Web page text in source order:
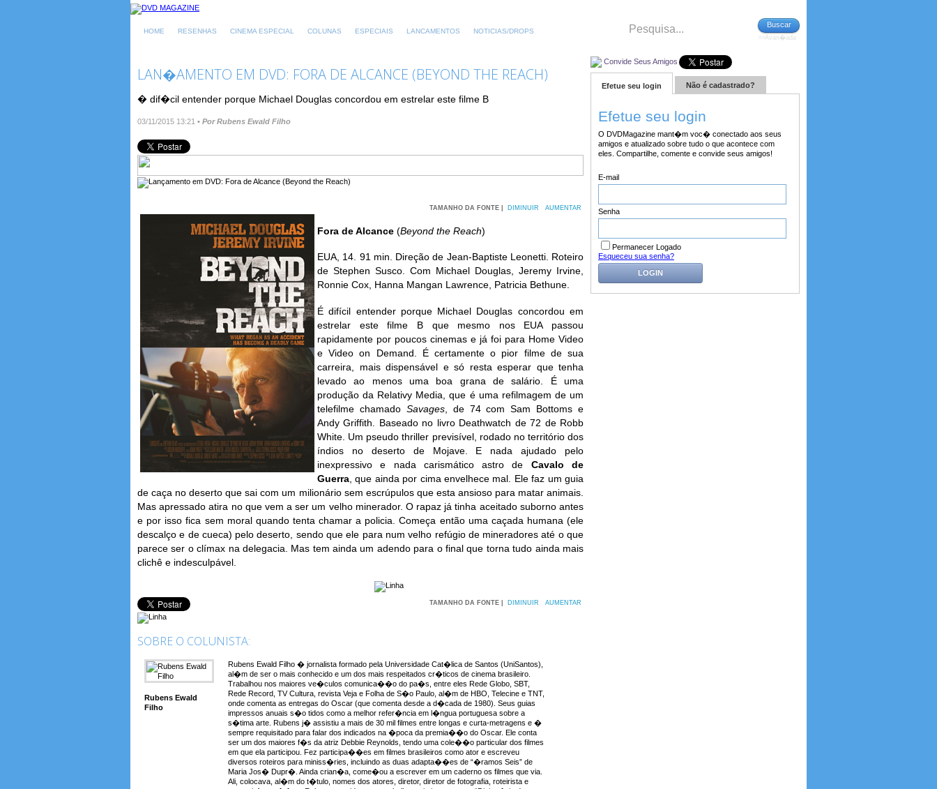
HOME RESENHAS CINEMA ESPECIAL COLUNAS ESPECIAIS LANCAMENTOS NOTICIAS/DROPS
Buscar
>>Avan�ada
LAN�AMENTO EM DVD: FORA DE ALCANCE (BEYOND THE REACH)
� dif�cil entender porque Michael Douglas concordou em estrelar este filme B
03/11/2015 13:21 • Por Rubens Ewald Filho
TAMANHO DA FONTE | DIMINUIR AUMENTAR
Fora de Alcance (Beyond the Reach)
EUA, 14. 91 min. Direção de Jean-Baptiste Leonetti. Roteiro
de Stephen Susco. Com Michael Douglas, Jeremy Irvine,
Ronnie Cox, Hanna Mangan Lawrence, Patricia Bethune.
É difícil entender porque Michael Douglas concordou em
estrelar este filme B que mesmo nos EUA passou
rapidamente por poucos cinemas e já foi para Home Video
e Video on Demand. É certamente o pior filme de sua
carreira, mais dispensável e só resta esperar que tenha
levado ao menos uma boa grana de salário. É uma
produção da Relativy Media, que é uma refilmagem de um
telefilme chamado Savages, de 74 com Sam Bottoms e
Andy Griffith. Baseado no livro Deathwatch de 72 de Robb
White. Um pseudo thriller previsível, rodado no território dos
índios no deserto de Mojave. E nada ajudado pelo
inexpressivo e nada carismático astro de Cavalo de
Guerra , que ainda por cima envelhece mal. Ele faz um guia
de caça no deserto que sai com um milionário sem escrúpulos que esta ansioso para matar animais.
Mas apressado atira no que vem a ser um velho minerador. O rapaz já tinha aceitado suborno antes
e por isso fica sem moral quando tenta chamar a policia. Começa então uma caçada humana (ele
descalço e de cueca) pelo deserto, sendo que ele para num velho refúgio de mineradores até o que
parece ser o clímax na delegacia. Mas tem ainda um adendo para o final que torna tudo ainda mais
clichê e indesculpável.
TAMANHO DA FONTE | DIMINUIR AUMENTAR
SOBRE O COLUNISTA:
Rubens Ewald
Filho
Rubens Ewald Filho � jornalista formado pela Universidade Cat�lica de Santos (UniSantos),
al�m de ser o mais conhecido e um dos mais respeitados cr�ticos de cinema brasileiro.
Trabalhou nos maiores ve�culos comunica��o do pa�s, entre eles Rede Globo, SBT,
Rede Record, TV Cultura, revista Veja e Folha de S�o Paulo, al�m de HBO, Telecine e TNT,
onde comenta as entregas do Oscar (que comenta desde a d�cada de 1980). Seus guias
impressos anuais s�o tidos como a melhor refer�ncia em l�ngua portuguesa sobre a
s�tima arte. Rubens j� assistiu a mais de 30 mil filmes entre longas e curta-metragens e �
sempre requisitado para falar dos indicados na �poca da premia��o do Oscar. Ele conta
ser um dos maiores f�s da atriz Debbie Reynolds, tendo uma cole��o particular dos filmes
em que ela participou. Fez participa��es em filmes brasileiros como ator e escreveu
diversos roteiros para miniss�ries, incluindo as duas adapta��es de “�ramos Seis” de
Maria Jos� Dupr�. Ainda crian�a, come�ou a escrever em um caderno os filmes que via.
Ali, colocava, al�m do t�tulo, nomes dos atores, diretor, diretor de fotografia, roteirista e
Convide Seus Amigos
Efetue seu login Não é cadastrado?
Efetue seu login
O DVDMagazine mant�m voc� conectado aos seus
amigos e atualizado sobre tudo o que acontece com
eles. Compartilhe, comente e convide seus amigos!
E-mail
Senha
Permanecer Logado
Esqueceu sua senha?
LOGIN